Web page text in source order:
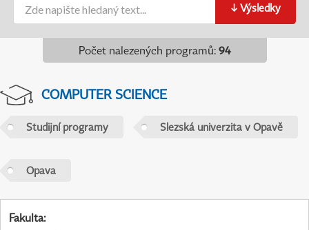
↓ Výsledky
Počet nalezených programů: 94
COMPUTER SCIENCE
Studijní programy Slezská univerzita v Opavě
Opava
Fakulta: